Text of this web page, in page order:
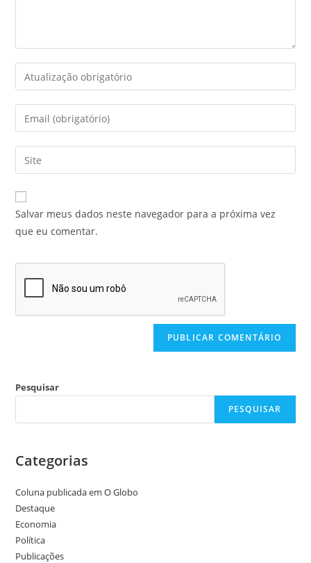
Salvar meus dados neste navegador para a próxima vez
que eu comentar.
Pesquisar
PESQUISAR
Categorias
Coluna publicada em O Globo
Destaque
Economia
Política
Publicações